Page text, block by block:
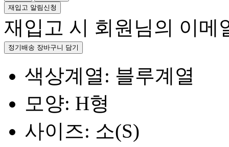
재입고 알림신청
재입고 시 회원님의 이메
정기배송 장바구니 담기
색상계열: 블루계열
모양: H형
사이즈: 소(S)